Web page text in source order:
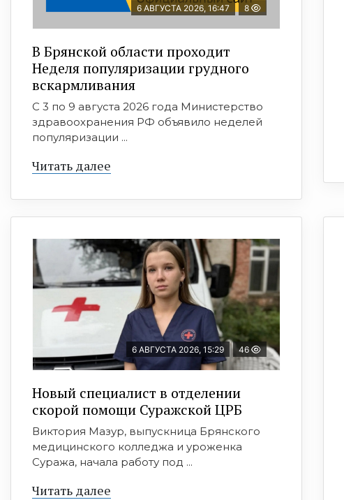
6 АВГУСТА 2026, 16:47 8
В Брянской области проходит
Неделя популяризации грудного
вскармливания
С 3 по 9 августа 2026 года Министерство
здравоохранения РФ объявило неделей
популяризации ...
Читать далее
6 АВГУСТА 2026, 15:29 46
Новый специалист в отделении
скорой помощи Суражской ЦРБ
Виктория Мазур, выпускница Брянского
медицинского колледжа и уроженка
Суража, начала работу под ...
Читать далее